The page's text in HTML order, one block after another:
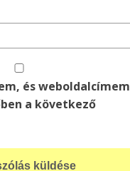
és weboldalcímem
a következő